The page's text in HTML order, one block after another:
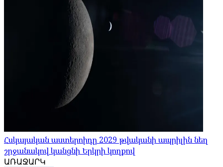
Հսկայական աստերոիդը 2029 թվականի ապրիլին նեղ
շրջանակով կանցնի Երկրի կողքով
ԱՌԱՋԱՐԿ